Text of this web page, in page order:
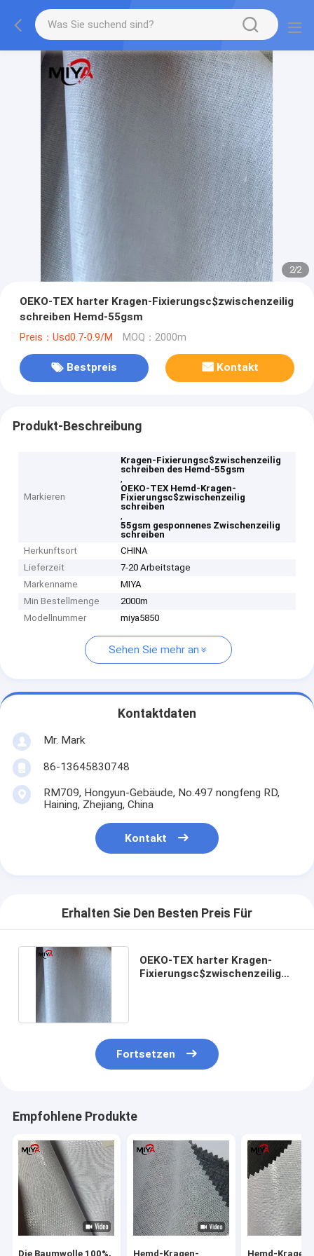
2/2
OEKO-TEX harter Kragen-Fixierungsc$zwischenzeilig
schreiben Hemd-55gsm
Preis：Usd0.7-0.9/M MOQ：2000m
Bestpreis Kontakt
Produkt-Beschreibung
Markieren
Kragen-Fixierungsc$zwischenzeilig
schreiben des Hemd-55gsm
,
OEKO-TEX Hemd-Kragen-
Fixierungsc$zwischenzeilig
schreiben
,
55gsm gesponnenes Zwischenzeilig
schreiben
Herkunftsort
CHINA
Lieferzeit
7-20 Arbeitstage
Markenname
MIYA
Min Bestellmenge
2000m
Modellnummer
miya5850
Sehen Sie mehr an
Kontaktdaten
Mr. Mark
86-13645830748
RM709, Hongyun-Gebäude, No.497 nongfeng RD,
Haining, Zhejiang, China
Kontakt
Erhalten Sie Den Besten Preis Für
OEKO-TEX harter Kragen-
Fixierungsc$zwischenzeilig
Fortsetzen
Empfohlene Produkte
Die Baumwolle 100%, Hemd-Kragen- Hemd-Kragen,